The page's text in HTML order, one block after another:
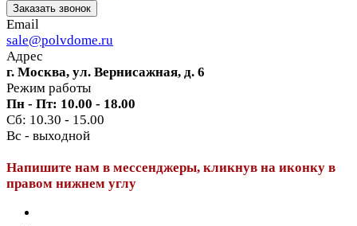
Заказать звонок
Email
sale@polvdome.ru
Адрес
г. Москва, ул. Вернисажная, д. 6
Режим работы
Пн - Пт: 10.00 - 18.00
Сб: 10.30 - 15.00
Вс - выходной
Напишите нам в мессенджеры, кликнув на иконку в
правом нижнем углу